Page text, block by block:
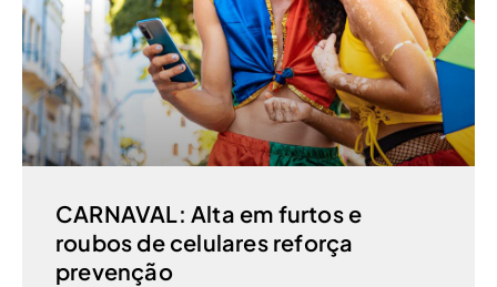
CARNAVAL: Alta em furtos e
roubos de celulares reforça
prevenção